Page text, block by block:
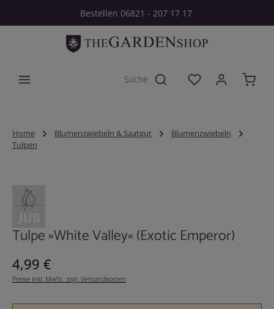
Zum Hauptinhalt springenBestellen 06821 - 207 17 17
Du hast 0
Home Blumenzwiebeln & Saatgut
Blumenzwiebeln
Tulpen
Tulpe »White Valley« (Exotic Emperor)
Regulärer Preis:
4,99 €
Preise inkl. MwSt. zzgl. Versandkosten